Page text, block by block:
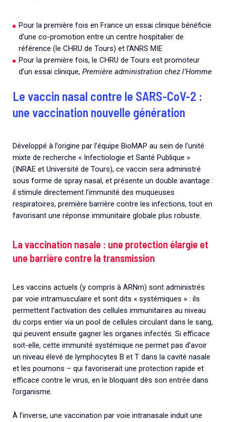
Pour la première fois en France un essai clinique bénéficie
d’une co-promotion entre un centre hospitalier de
référence (le CHRU de Tours) et l’ANRS MIE
Pour la première fois, le CHRU de Tours est promoteur
d’un essai clinique, Première administration chez l’Homme
Le vaccin nasal contre le SARS-CoV-2 :
une vaccination nouvelle génération
Développé à l’origine par l’équipe BioMAP au sein de l’unité
mixte de recherche « Infectiologie et Santé Publique »
(INRAE et Université de Tours), ce vaccin sera administré
sous forme de spray nasal, et présente un double avantage :
il stimule directement l’immunité des muqueuses
respiratoires, première barrière contre les infections, tout en
favorisant une réponse immunitaire globale plus robuste.
La vaccination nasale : une protection élargie et
une barrière contre la transmission
Les vaccins actuels (y compris à ARNm) sont administrés
par voie intramusculaire et sont dits « systémiques » : ils
permettent l’activation des cellules immunitaires au niveau
du corps entier via un pool de cellules circulant dans le sang,
qui peuvent ensuite gagner les organes infectés. Si efficace
soit-elle, cette immunité systémique ne permet pas d’avoir
un niveau élevé de lymphocytes B et T dans la cavité nasale
et les poumons – qui favoriserait une protection rapide et
efficace contre le virus, en le bloquant dès son entrée dans
l’organisme.
À l’inverse, une vaccination par voie intranasale induit une